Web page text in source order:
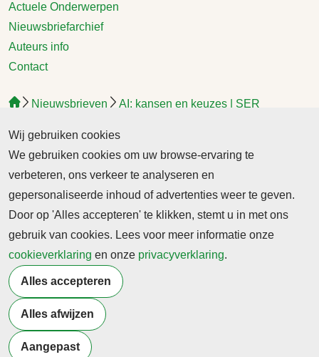
Actuele Onderwerpen
Nieuwsbriefarchief
Auteurs info
Contact
Nieuwsbrieven AI: kansen en keuzes | SER
AI: kansen en keuzes |
SER
AI: kansen en keuzes | SER
14 januari 2026
AI: kansen en keuzes | SER
-> Lees hier de online versie
Terug naar nieuwsoverzicht
Wij gebruiken cookies
We gebruiken cookies om uw browse-ervaring te
verbeteren, ons verkeer te analyseren en
gepersonaliseerde inhoud of advertenties weer te geven.
Door op 'Alles accepteren' te klikken, stemt u in met ons
gebruik van cookies. Lees voor meer informatie onze
cookieverklaring en onze privacyverklaring.
Alles accepteren
Alles afwijzen
Aangepast